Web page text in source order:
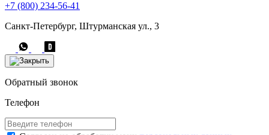
+7 (800) 234-56-41
Санкт-Петербург, Штурманская ул., 3
Обратный звонок
Телефон